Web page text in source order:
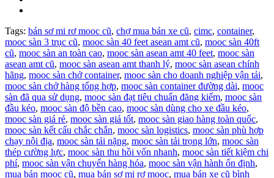
Tags: bán sơ mi rơ mooc cũ, chợ mua bán xe cũ, cimc, container,
mooc sàn 3 trục cũ, mooc sàn 40 feet asean amt cũ, mooc sàn 40ft
cũ, mooc sàn an toàn cao, mooc sàn asean amt 40 feet, mooc sàn
asean amt cũ, mooc sàn asean amt thanh lý, mooc sàn asean chính
hãng, mooc sàn chở container, mooc sàn cho doanh nghiệp vận tải,
mooc sàn chở hàng tổng hợp, mooc sàn container đường dài, mooc
sàn đã qua sử dụng, mooc sàn đạt tiêu chuẩn đăng kiểm, mooc sàn
đầu kéo, mooc sàn độ bền cao, mooc sàn dùng cho xe đầu kéo,
mooc sàn giá rẻ, mooc sàn giá tốt, mooc sàn giao hàng toàn quốc,
mooc sàn kết cấu chắc chắn, mooc sàn logistics, mooc sàn phù hợp
chạy nội địa, mooc sàn tải nặng, mooc sàn tải trọng lớn, mooc sàn
thép cường lực, mooc sàn thu hồi vốn nhanh, mooc sàn tiết kiệm chi
phí, mooc sàn vận chuyển hàng hóa, mooc sàn vận hành ổn định,
mua bán mooc cũ, mua bán sơ mi rơ mooc, mua bán xe cũ bình